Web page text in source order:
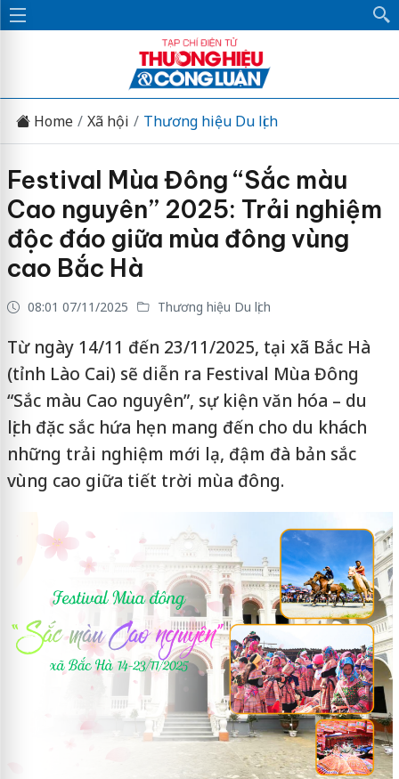
Home Xã hội Thương hiệu Du lịch
Festival Mùa Đông “Sắc màu
Cao nguyên” 2025: Trải nghiệm
độc đáo giữa mùa đông vùng
cao Bắc Hà
08:01 07/11/2025 Thương hiệu Du lịch
Từ ngày 14/11 đến 23/11/2025, tại xã Bắc Hà
(tỉnh Lào Cai) sẽ diễn ra Festival Mùa Đông
“Sắc màu Cao nguyên”, sự kiện văn hóa – du
lịch đặc sắc hứa hẹn mang đến cho du khách
những trải nghiệm mới lạ, đậm đà bản sắc
vùng cao giữa tiết trời mùa đông.